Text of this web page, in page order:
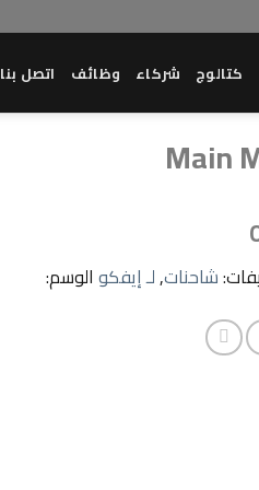
كتالوج شركاء وظائف اتصل بنا
Main
شاحنات,لـ إيفكو الوسم: